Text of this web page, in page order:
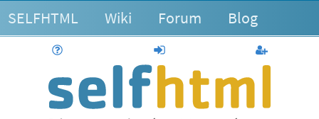
SELFHTML Wiki Forum Blog
anmelden